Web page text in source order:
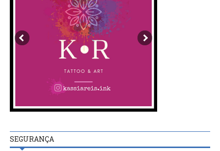
SEGURANÇA